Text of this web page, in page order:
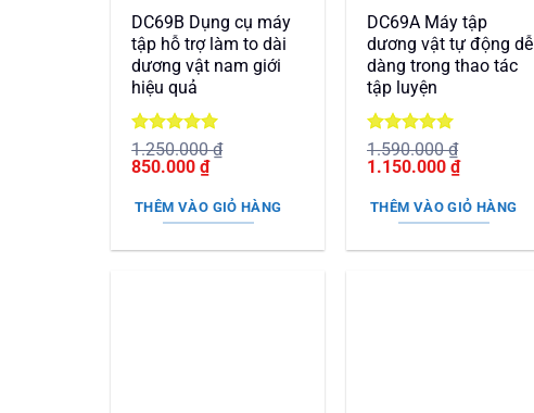
DC69B Dụng cụ máy
tập hỗ trợ làm to dài
dương vật nam giới
hiệu quả
Được xếp
hạng55
1.250.000₫
Giá
là:
1.250.000 ₫.
850.000₫Giá
hiện
tại
là:
THÊM VÀO GIỎ HÀNG
DC69A Máy tập
dương vật tự động dễ
dàng trong thao tác
tập luyện
Được xếp
hạng55
1.590.000₫
Giá
là:
1.590.000 ₫.
1.150.000₫Giá
hiện
tại
là:
THÊM VÀO GIỎ HÀNG